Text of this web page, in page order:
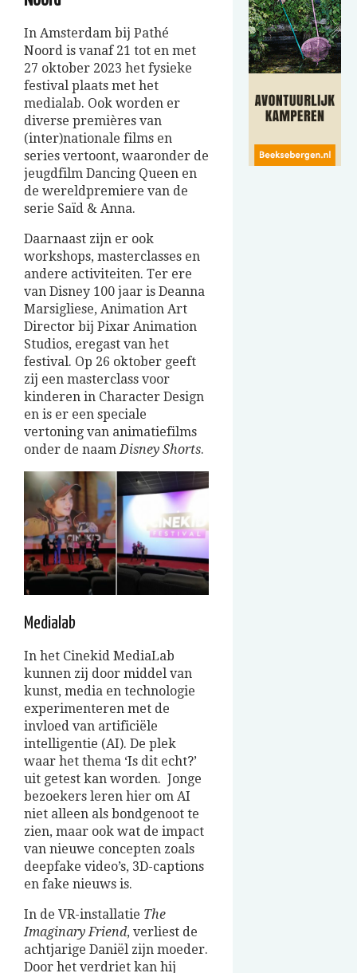
In Amsterdam bij Pathé
Noord is vanaf 21 tot en met
27 oktober 2023 het fysieke
festival plaats met het
medialab. Ook worden er
diverse premières van
(inter)nationale films en
series vertoont, waaronder de
jeugdfilm Dancing Queen en
de wereldpremiere van de
serie Saïd & Anna.
Daarnaast zijn er ook
workshops, masterclasses en
andere activiteiten. Ter ere
van Disney 100 jaar is Deanna
Marsigliese, Animation Art
Director bij Pixar Animation
Studios, eregast van het
festival. Op 26 oktober geeft
zij een masterclass voor
kinderen in Character Design
en is er een speciale
vertoning van animatiefilms
onder de naamDisney Shorts.
Medialab
In het Cinekid MediaLab
kunnen zij door middel van
kunst, media en technologie
experimenteren met de
invloed van artificiële
intelligentie (AI). De plek
waar het thema ‘Is dit echt?’
uit getest kan worden. Jonge
bezoekers leren hier om AI
niet alleen als bondgenoot te
zien, maar ook wat de impact
van nieuwe concepten zoals
deepfake video’s, 3D-captions
en fake nieuws is.
In de VR-installatie The
Imaginary Friend, verliest de
achtjarige Daniël zijn moeder.
Door het verdriet kan hij